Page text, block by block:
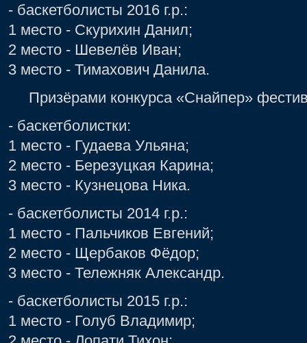
- баскетболисты 2016 г.р.:
1 место - Скурихин Данил;
2 место - Шевелёв Иван;
3 место - Тимахович Данила.
Призёрами конкурса «Снайпер»
- баскетболистки:
1 место - Гудаева Ульяна;
2 место - Березуцкая Карина;
3 место - Кузнецова Ника.
- баскетболисты 2014 г.р.:
1 место - Пальчиков Евгений;
2 место - Щербаков Фёдор;
3 место - Тележняк Александр.
- баскетболисты 2015 г.р.:
1 место - Голуб Владимир;